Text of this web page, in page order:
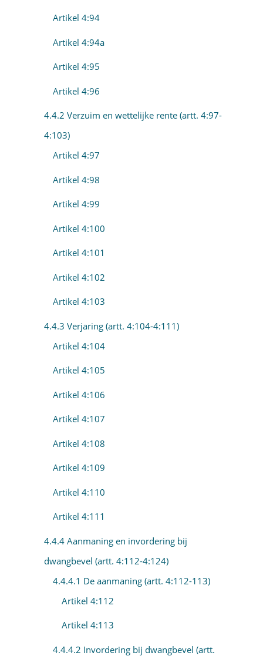
Artikel 4:94
Artikel 4:94a
Artikel 4:95
Artikel 4:96
4.4.2 Verzuim en wettelijke rente (artt. 4:97-
4:103)
Artikel 4:97
Artikel 4:98
Artikel 4:99
Artikel 4:100
Artikel 4:101
Artikel 4:102
Artikel 4:103
4.4.3 Verjaring (artt. 4:104-4:111)
Artikel 4:104
Artikel 4:105
Artikel 4:106
Artikel 4:107
Artikel 4:108
Artikel 4:109
Artikel 4:110
Artikel 4:111
4.4.4 Aanmaning en invordering bij
dwangbevel (artt. 4:112-4:124)
4.4.4.1 De aanmaning (artt. 4:112-113)
Artikel 4:112
Artikel 4:113
4.4.4.2 Invordering bij dwangbevel (artt.